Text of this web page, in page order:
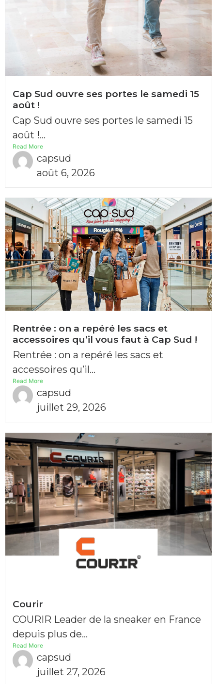
Cap Sud ouvre ses portes le samedi 15
août !
Cap Sud ouvre ses portes le samedi 15
août !...
Read More
capsud
août 6, 2026
Rentrée : on a repéré les sacs et
accessoires qu’il vous faut à Cap Sud !
Rentrée : on a repéré les sacs et
accessoires qu’il...
Read More
capsud
juillet 29, 2026
Courir
COURIR Leader de la sneaker en France
depuis plus de...
Read More
capsud
juillet 27, 2026